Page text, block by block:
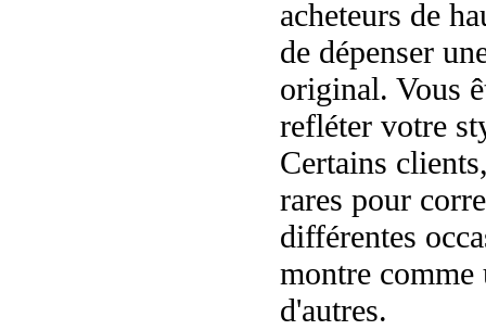
acheteurs de
de dépenser
original. Vous
refléter votre
Certains
rares pour
différentes
montre comme
d'autres.